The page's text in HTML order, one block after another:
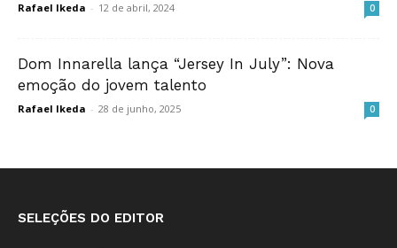
Rafael Ikeda - 12 de abril, 2024 0
Dom Innarella lança “Jersey In July”: Nova
emoção do jovem talento
Rafael Ikeda - 28 de junho, 2025 0
SELEÇÕES DO EDITOR